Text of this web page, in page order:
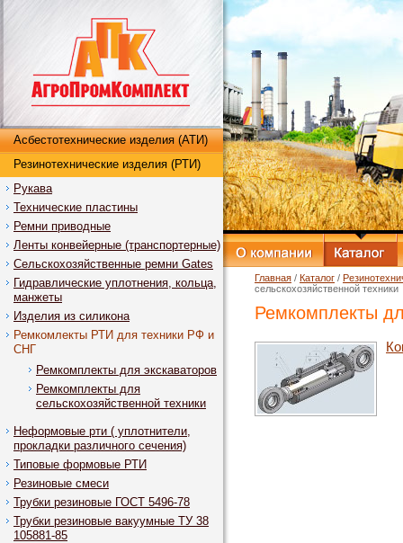
Асбестотехнические изделия (АТИ)
Резинотехнические изделия (РТИ)
Рукава
Технические пластины
Ремни приводные
Ленты конвейерные (транспортерные)
Сельскохозяйственные ремни Gates
Гидравлические уплотнения, кольца,
манжеты
Изделия из силикона
Ремкомлекты РТИ для техники РФ и
СНГ
Ремкомплекты для экскаваторов
Ремкомплекты для
сельскохозяйственной техники
Неформовые рти ( уплотнители,
прокладки различного сечения)
Типовые формовые РТИ
Резиновые смеси
Трубки резиновые ГОСТ 5496-78
Трубки резиновые вакуумные ТУ 38
105881-85
Главная / Каталог /
сельскохозяйственной техники
Ремкомплекты